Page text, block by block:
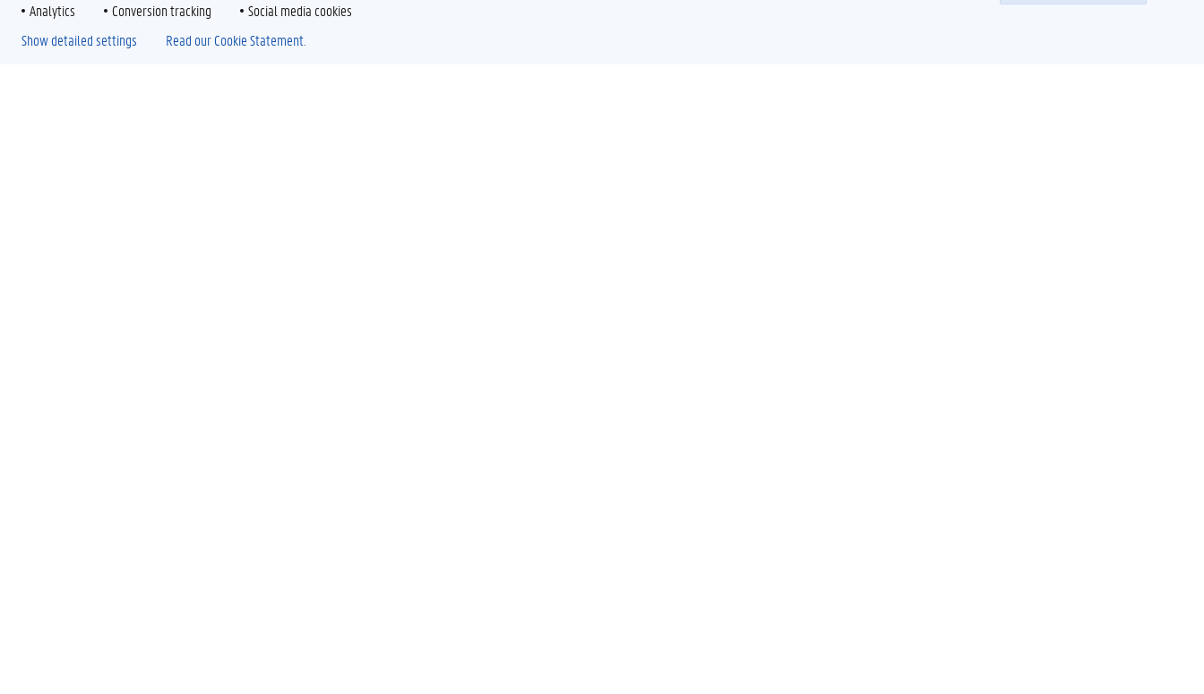
Analytics
Conversion tracking Social media cookies
Show detailed settings Read our Cookie Statement.